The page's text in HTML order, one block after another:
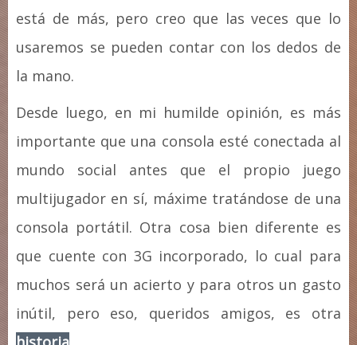
está de más, pero creo que las veces que lo
usaremos se pueden contar con los dedos de
la mano.
Desde luego, en mi humilde opinión, es más
importante que una consola esté conectada al
mundo social antes que el propio juego
multijugador en sí, máxime tratándose de una
consola portátil. Otra cosa bien diferente es
que cuente con 3G incorporado, lo cual para
muchos será un acierto y para otros un gasto
inútil, pero eso, queridos amigos, es otra